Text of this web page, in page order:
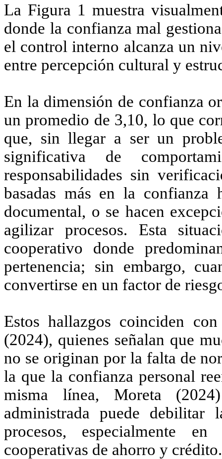
La Figura 1 muestra
donde la confianza mal
el control interno alcanza un
entre percepción cultural y
En la dimensión de confianza
un promedio de 3,10, lo que
que, sin llegar a ser un
significativa de
responsabilidades sin
basadas más en la
documental, o se hacen
agilizar procesos. Esta
cooperativo donde
pertenencia; sin embargo,
convertirse en un factor de
Estos hallazgos coinciden
(2024), quienes señalan que
no se originan por la falta de
la que la confianza personal
misma línea, Moreta (2024)
administrada puede
procesos, especialmente
cooperativas de ahorro y crédito.